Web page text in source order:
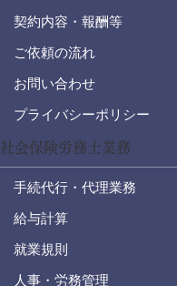
契約内容・報酬等
ご依頼の流れ
お問い合わせ
プライバシーポリシー
社会保険労務士業務
手続代行・代理業務
給与計算
就業規則
人事・労務管理